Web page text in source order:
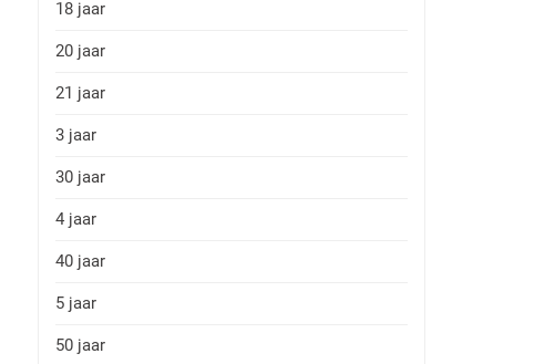
18 jaar
20 jaar
21 jaar
3 jaar
30 jaar
4 jaar
40 jaar
5 jaar
50 jaar